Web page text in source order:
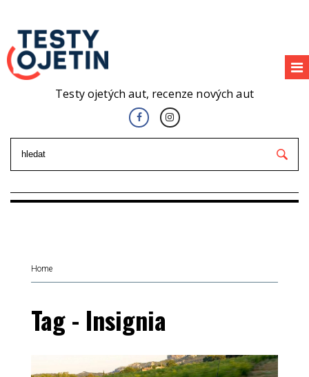
Testy ojetých aut, recenze nových aut
Home
Tag - Insignia